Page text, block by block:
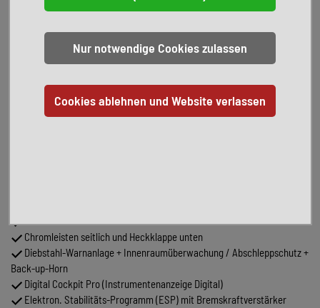
Schließ-/Startsystem Keyless Advanced ohne Safesicherung
Sitz-Paket: 7-Sitzer, 2-2-3 (2 Einzelsitze, 2 Einzelsitze, 3 Einzelsitze)
inkl. Klapptische
(2.Sitzreihe außen)
Serienausstattung:
Airbag Fahrer-/Beifahrerseite, Beifahrerairbag
Bremsscheiben vorn 17"
Chromleisten seitlich und Heckklappe unten
Diebstahl-Warnanlage + Innenraumüberwachung / Abschleppschutz +
Back-up-Horn
Digital Cockpit Pro (Instrumentenanzeige Digital)
Elektron. Stabilitäts-Programm (ESP) mit Bremskraftverstärker